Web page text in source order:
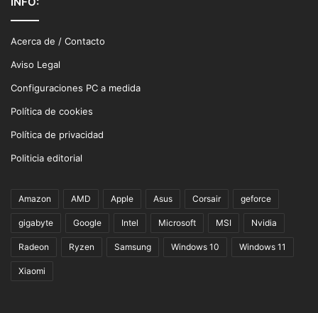
Acerca de / Contacto
Aviso Legal
Configuraciones PC a medida
Política de cookies
Política de privacidad
Politicia editorial
Amazon AMD Apple Asus Corsair geforce
gigabyte Google Intel Microsoft MSI Nvidia
Radeon Ryzen Samsung Windows 10 Windows 11
Xiaomi